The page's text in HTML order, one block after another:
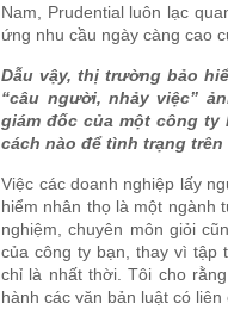
Nam, Prudential luôn lạc
ứng nhu cầu ngày càng cao
Dẫu vậy, thị trường bảo
“câu người, nhảy việc”
giám đốc của một công ty
cách nào để tình trạng
Việc các doanh nghiệp lấy
hiểm nhân thọ là một ngành
nghiệm, chuyên môn giỏi
của công ty bạn, thay vì tập
chỉ là nhất thời. Tôi cho
hành các văn bản luật có